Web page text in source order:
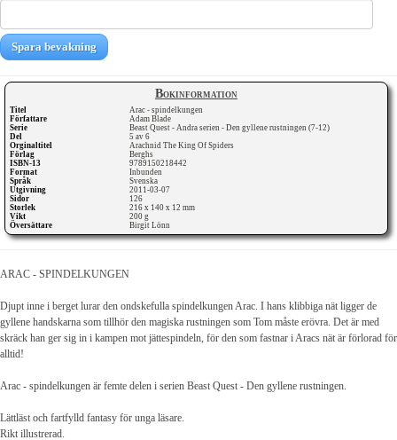
Bokinformation
Titel
Arac - spindelkungen
Författare
Adam Blade
Serie
Beast Quest - Andra serien - Den gyllene rustningen (7-12)
Del
5 av 6
Orginaltitel
Arachnid The King Of Spiders
Förlag
Berghs
ISBN-13
9789150218442
Format
Inbunden
Språk
Svenska
Utgivning
2011-03-07
Sidor
126
Storlek
216 x 140 x 12 mm
Vikt
200 g
Översättare
Birgit Lönn
Spara bevakning
ARAC - SPINDELKUNGEN
Djupt inne i berget lurar den ondskefulla spindelkungen Arac. I hans klibbiga nät ligger de
gyllene handskarna som tillhör den magiska rustningen som Tom måste erövra. Det är med
skräck han ger sig in i kampen mot jättespindeln, för den som fastnar i Aracs nät är förlorad för
alltid!
Arac - spindelkungen är femte delen i serien Beast Quest - Den gyllene rustningen.
Lättläst och fartfylld fantasy för unga läsare.
Rikt illustrerad.